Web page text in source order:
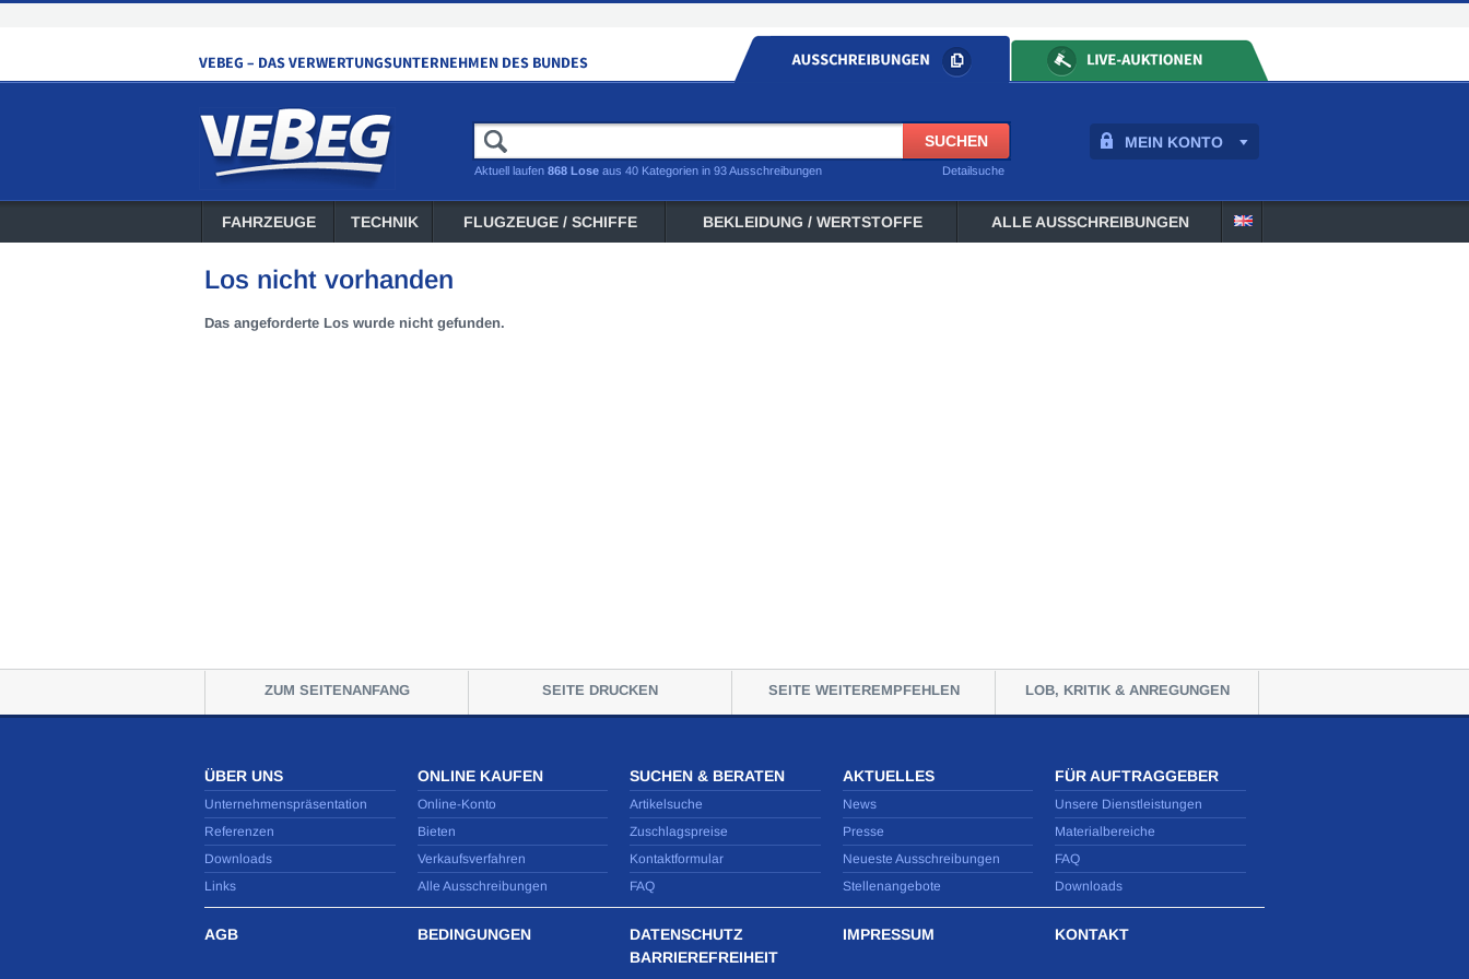
MEIN KONTO
Detailsuche
Aktuell laufen 868 Lose aus 40 Kategorien in 93 Ausschreibungen
FAHRZEUGE TECHNIK FLUGZEUGE / SCHIFFE BEKLEIDUNG / WERTSTOFFE ALLE AUSSCHREIBUNGEN
Los nicht vorhanden
Das angeforderte Los wurde nicht gefunden.
ZUM SEITENANFANG SEITE DRUCKEN SEITE WEITEREMPFEHLEN LOB, KRITIK & ANREGUNGEN
ÜBER UNS
Unternehmenspräsentation
Referenzen
Downloads
Links
ONLINE KAUFEN
Online-Konto
Bieten
Verkaufsverfahren
Alle Ausschreibungen
SUCHEN & BERATEN
Artikelsuche
Zuschlagspreise
Kontaktformular
FAQ
AKTUELLES
News
Presse
Neueste Ausschreibungen
Stellenangebote
FÜR AUFTRAGGEBER
Unsere Dienstleistungen
Materialbereiche
FAQ
Downloads
AGB BEDINGUNGEN
DATENSCHUTZ
BARRIEREFREIHEIT
IMPRESSUM KONTAKT